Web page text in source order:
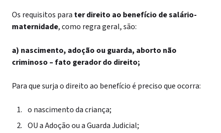
Os requisitos para ter direito ao benefício de salário-
maternidade, como regra geral, são:
a) nascimento, adoção ou guarda, aborto não
criminoso – fato gerador do direito;
Para que surja o direito ao benefício é preciso que ocorra:
o nascimento da criança;
OU a Adoção ou a Guarda Judicial;